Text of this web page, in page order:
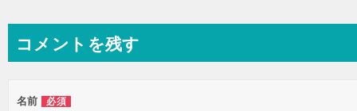
ナ
ビ
ー
コメントを残す
名前 必須